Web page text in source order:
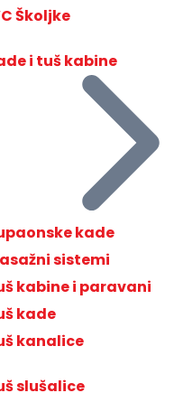
Školjke
i tuš kabine
kade
sistemi
kabine i paravani
kade
kanalice
slušalice